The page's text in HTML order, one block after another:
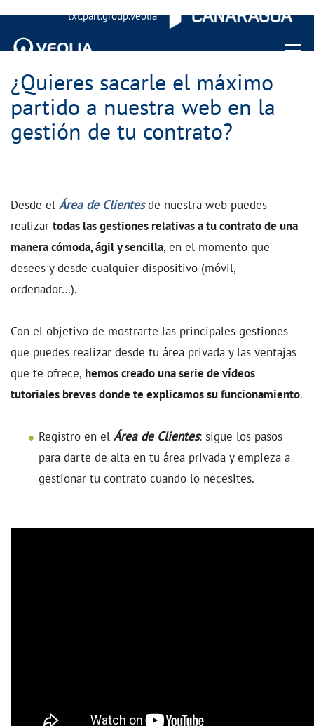
txt.part.group.veolia
Menu
¿Quieres sacarle el máximo
partido a nuestra web en la
gestión de tu contrato?
Desde el Área de Clientesde nuestra web puedes
realizar todas las gestiones relativas a tu contrato de una
manera cómoda, ágil y sencilla, en el momento que
desees y desde cualquier dispositivo (móvil,
ordenador…).
Con el objetivo de mostrarte las principales gestiones
que puedes realizar desde tu área privada y las ventajas
que te ofrece, hemos creado una serie de vídeos
tutoriales breves donde te explicamos su funcionamiento.
Registro en el Área de Clientes: sigue los pasos
para darte de alta en tu área privada y empieza a
gestionar tu contrato cuando lo necesites.